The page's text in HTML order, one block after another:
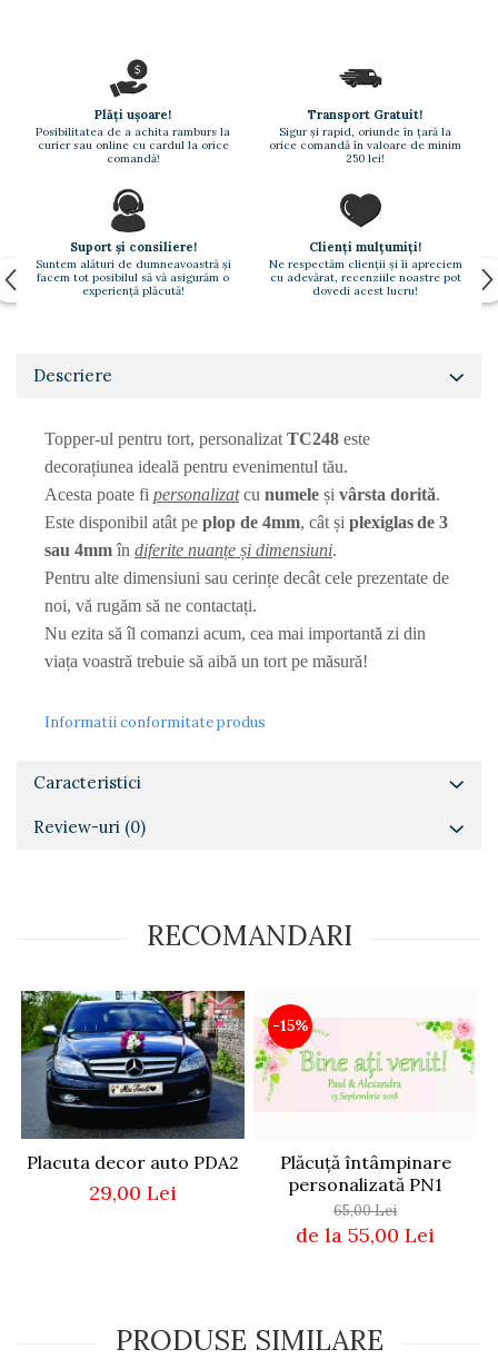
Domnisoara / Domnisor
Diverse
Alte limbi
Spaniola
Italiana
Franceza
Slovaca
Diverse
Toppere Flori
Pachete de toppere
Oferte (Cake Toppers)
Oferte (Toppere Flori)
Stand Prezentare
Plăți ușoare!
Posibilitatea de a achita ramburs la
curier sau online cu cardul la orice
comandă!
Transport Gratuit!
Sigur și rapid, oriunde în țară la
orice comandă în valoare de minim
250 lei!
Suport și consiliere!
Suntem alături de dumneavoastră și
facem tot posibilul să vă asigurăm o
experiență plăcută!
Clienți mulțumiți!
Ne respectăm clienții și îi apreciem
cu adevărat, recenziile noastre pot
dovedi acest lucru!
Descriere
Topper-ul pentru tort, personalizat TC248 este
decorațiunea ideală pentru evenimentul tău.
Acesta poate fi personalizatcu numele și vârsta dorită.
Este disponibil atât pe plop de 4mm, cât și plexiglasde 3
sau 4mmîn diferite nuanțe și dimensiuni.
Pentru alte dimensiuni sau cerințe decât cele prezentate de
noi, vă rugăm să ne contactați.
Nu ezita să îl comanzi acum, cea mai importantă zi din
viața voastră trebuie să aibă un tort pe măsură!
Informatii conformitate produs
Caracteristici
Review-uri (0)
RECOMANDARI
Placuta decor auto PDA2
29,00 Lei
-15%
Plăcuță întâmpinare
personalizată PN1
65,00 Lei
de la 55,00 Lei
PRODUSE SIMILARE